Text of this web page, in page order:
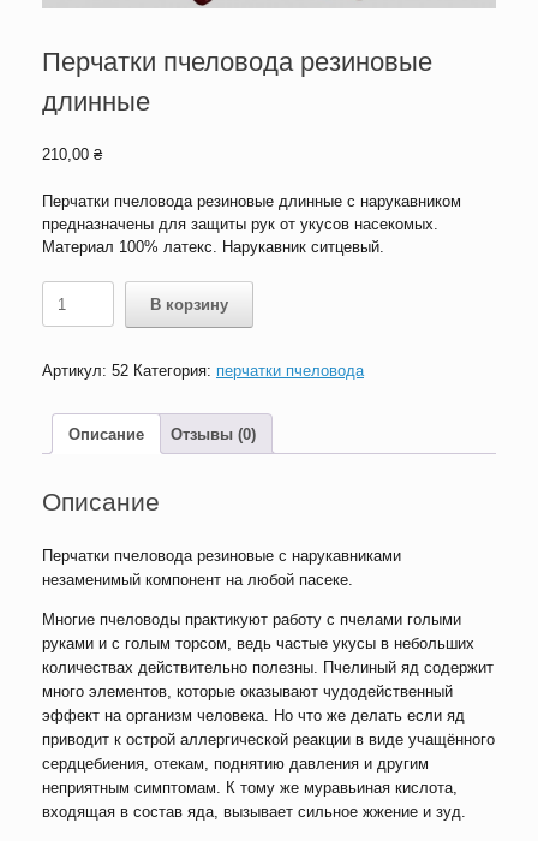
Перчатки пчеловода резиновые
длинные
210,00 ₴
Перчатки пчеловода резиновые длинные с нарукавником
предназначены для защиты рук от укусов насекомых.
Материал 100% латекс. Нарукавник ситцевый.
товара
пчеловода
резиновые
В корзину
Артикул: 52 Категория: перчатки пчеловода
Описание Отзывы (0)
Описание
Перчатки пчеловода резиновые с нарукавниками
незаменимый компонент на любой пасеке.
Многие пчеловоды практикуют работу с пчелами голыми
руками и с голым торсом, ведь частые укусы в небольших
количествах действительно полезны. Пчелиный яд содержит
много элементов, которые оказывают чудодейственный
эффект на организм человека. Но что же делать если яд
приводит к острой аллергической реакции в виде учащённого
сердцебиения, отекам, поднятию давления и другим
неприятным симптомам. К тому же муравьиная кислота,
входящая в состав яда, вызывает сильное жжение и зуд.